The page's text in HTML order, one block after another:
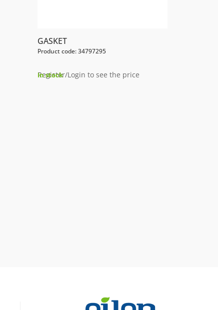
GASKET
Product code: 34797295
Register/Login to see the price
In stock